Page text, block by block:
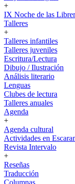
+
IX Noche de las
Talleres
+
Talleres infantiles
Talleres juveniles
Escritura/Lectura
Dibujo / Ilustración
Análisis literario
Lenguas
Clubes de lectura
Talleres anuales
Agenda
+
Agenda cultural
Actividades en
Revista Intervalo
+
Reseñas
Traducción
Columnas